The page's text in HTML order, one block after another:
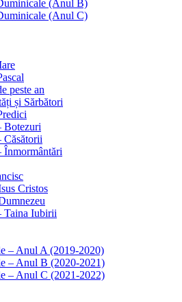
(Anul B)
(Anul C)
peste an
și Sărbători
Botezuri
Căsătorii
Înmormântări
Cristos
Taina Iubirii
– Anul A (2019-2020)
– Anul B (2020-2021)
– Anul C (2021-2022)